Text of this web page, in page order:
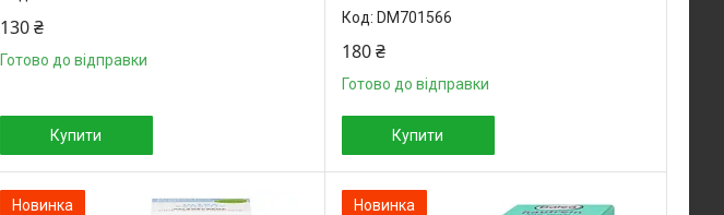
130 ₴
Готово до відправки
Купити
DM701566
180 ₴
Готово до відправки
Купити
Новинка Новинка